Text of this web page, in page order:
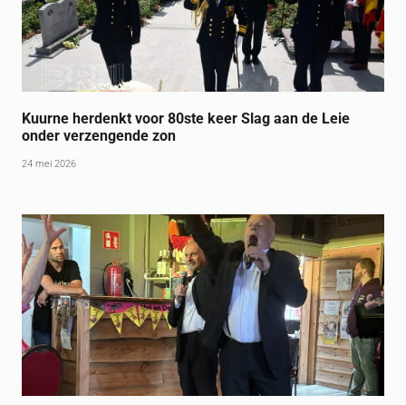
Kuurne herdenkt voor 80ste keer Slag aan de Leie
onder verzengende zon
24 mei 2026